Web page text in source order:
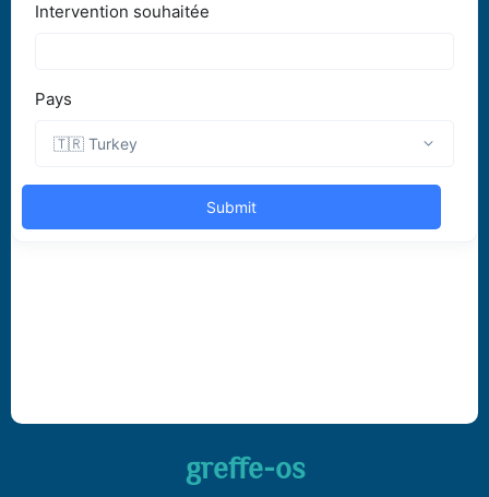
greffe-os